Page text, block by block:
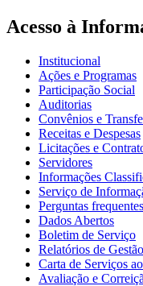
Acesso à
Institucional
Ações e Programas
Participação Social
Auditorias
Convênios e
Receitas e Despesas
Licitações e
Servidores
Informações
Serviço de
Perguntas frequentes
Dados Abertos
Boletim de Serviço
Relatórios de Gestão
Carta de Serviços
Avaliação e